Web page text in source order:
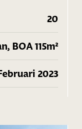
20
BOA 115m²
2023